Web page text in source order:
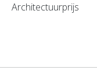
Architectuurprijs